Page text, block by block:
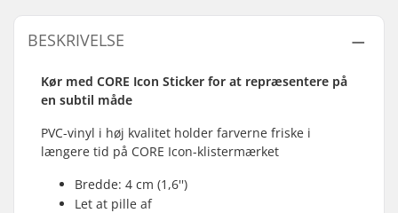
BESKRIVELSE
Kør med CORE Icon Sticker for at repræsentere på
en subtil måde
PVC-vinyl i høj kvalitet holder farverne friske i
længere tid på CORE Icon-klistermærket
Bredde: 4 cm (1,6'')
Let at pille af